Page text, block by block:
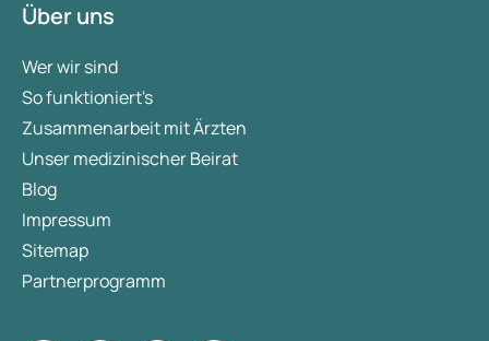
Über uns
Wer wir sind
So funktioniert's
Zusammenarbeit mit Ärzten
Unser medizinischer Beirat
Blog
Impressum
Sitemap
Partnerprogramm